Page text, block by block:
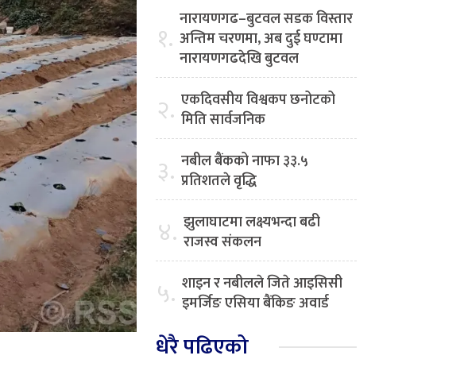
१. नारायणगढ–बुटवल सडक विस्तार
अन्तिम चरणमा, अब दुई घण्टामा
नारायणगढदेखि बुटवल
२. एकदिवसीय विश्वकप छनोटको
मिति सार्वजनिक
३. नबील बैंकको नाफा ३३.५
प्रतिशतले वृद्धि
४. झुलाघाटमा लक्ष्यभन्दा बढी
राजस्व संकलन
५. शाइन र नबीलले जिते आइसिसी
इमर्जिङ एसिया बैंकिङ अवार्ड
धेरै पढिएको